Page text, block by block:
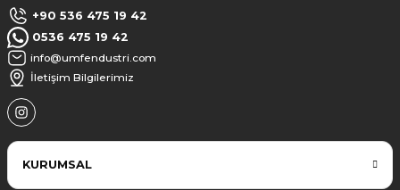
+90 536 475 19 42
0536 475 19 42
info@umfendustri.com
İletişim Bilgilerimiz
KURUMSAL